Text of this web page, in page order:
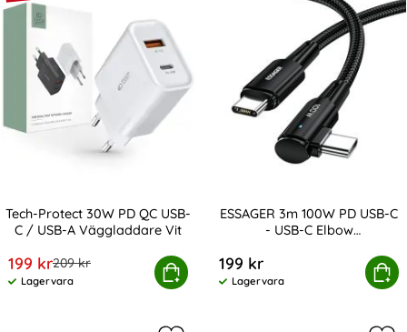
Tech-Protect 30W PD QC USB-
C / USB-A Väggladdare Vit
rea pris
199 krtidigare pris
209 kr
Tillgänglighet:
Lagervara
Köp
Protect 30W PD QC USB-C / USB-A Väggladdare Vit
ESSAGER 3m 100W PD USB-C
- USB-C Elbow
199 kr
Tillgänglighet:
Lagervara
Köp
ESSAGER 3m 100W PD USB-C -